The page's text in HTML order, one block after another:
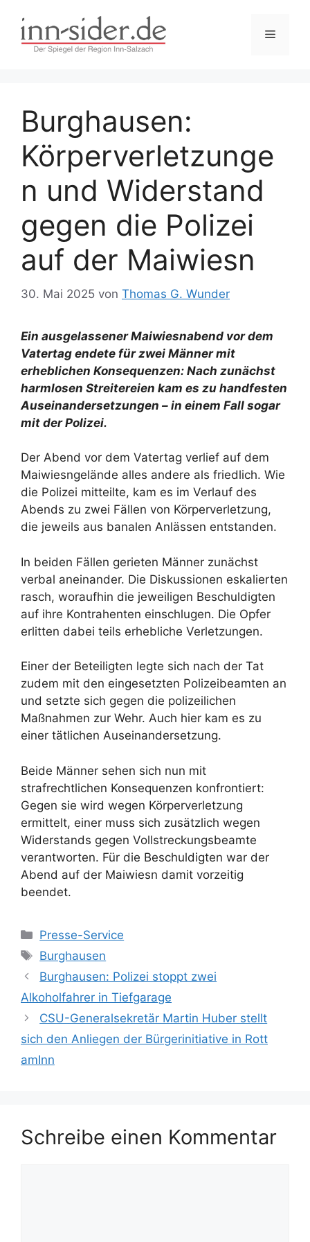
Inhalt
springen
Menü
Burghausen:
Körperverletzunge
n und Widerstand
gegen die Polizei
auf der Maiwiesn
30. Mai 2025 von Thomas G. Wunder
Ein ausgelassener Maiwiesnabend vor dem
Vatertag endete für zwei Männer mit
erheblichen Konsequenzen: Nach zunächst
harmlosen Streitereien kam es zu handfesten
Auseinandersetzungen – in einem Fall sogar
mit der Polizei.
Der Abend vor dem Vatertag verlief auf dem
Maiwiesngelände alles andere als friedlich. Wie
die Polizei mitteilte, kam es im Verlauf des
Abends zu zwei Fällen von Körperverletzung,
die jeweils aus banalen Anlässen entstanden.
In beiden Fällen gerieten Männer zunächst
verbal aneinander. Die Diskussionen eskalierten
rasch, woraufhin die jeweiligen Beschuldigten
auf ihre Kontrahenten einschlugen. Die Opfer
erlitten dabei teils erhebliche Verletzungen.
Einer der Beteiligten legte sich nach der Tat
zudem mit den eingesetzten Polizeibeamten an
und setzte sich gegen die polizeilichen
Maßnahmen zur Wehr. Auch hier kam es zu
einer tätlichen Auseinandersetzung.
Beide Männer sehen sich nun mit
strafrechtlichen Konsequenzen konfrontiert:
Gegen sie wird wegen Körperverletzung
ermittelt, einer muss sich zusätzlich wegen
Widerstands gegen Vollstreckungsbeamte
verantworten. Für die Beschuldigten war der
Abend auf der Maiwiesn damit vorzeitig
beendet.
Kategorien
Presse-Service
Schlagwörter
Burghausen
Burghausen: Polizei stoppt zwei
Alkoholfahrer in Tiefgarage
CSU-Generalsekretär Martin Huber stellt
sich den Anliegen der Bürgerinitiative in Rott
amInn
Schreibe einen Kommentar